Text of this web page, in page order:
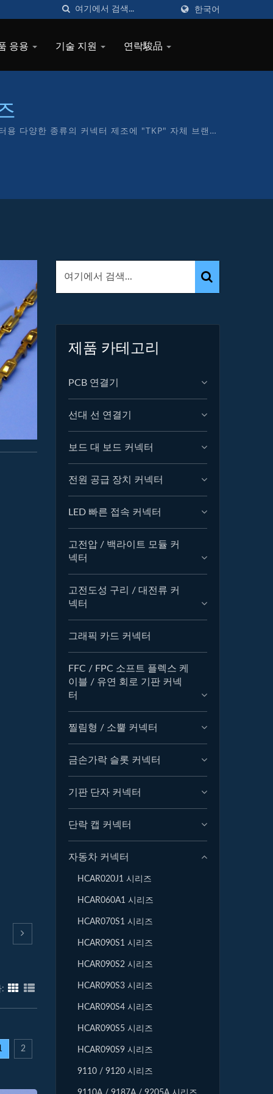
한국어
응용 기술 지원 연락駿品
다양한 종류의 커넥터 제조에 "TKP" 자체 브랜드
:
2
제품 카테고리
PCB 연결기
선대 선 연결기
보드 대 보드 커넥터
전원 공급 장치 커넥터
LED 빠른 접속 커넥터
고전압 / 백라이트 모듈 커
넥터
고전도성 구리 / 대전류 커
넥터
그래픽 카드 커넥터
FFC / FPC 소프트 플렉스 케
이블 / 유연 회로 기판 커넥
터
찔림형 / 소뿔 커넥터
금손가락 슬롯 커넥터
기판 단자 커넥터
단락 캡 커넥터
자동차 커넥터
HCAR020J1 시리즈
HCAR060A1 시리즈
HCAR070S1 시리즈
HCAR090S1 시리즈
HCAR090S2 시리즈
HCAR090S3 시리즈
HCAR090S4 시리즈
HCAR090S5 시리즈
HCAR090S9 시리즈
9110 / 9120 시리즈